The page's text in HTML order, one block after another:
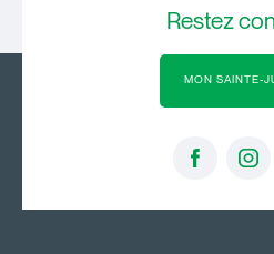
Restez
MON SAINTE-